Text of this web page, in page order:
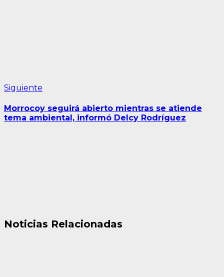
Siguiente
Morrocoy seguirá abierto mientras se atiende
tema ambiental, informó Delcy Rodríguez
Noticias Relacionadas